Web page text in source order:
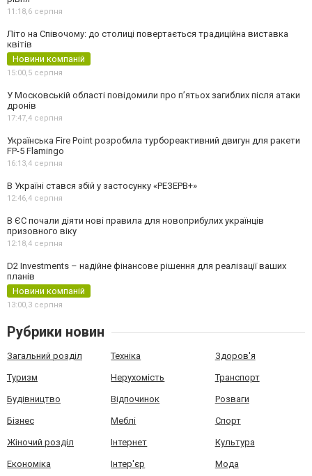
11:18,6 серпня
Літо на Співочому: до столиці повертається традиційна виставка
квітів
Новини компаній
15:00,5 серпня
У Московській області повідомили про п’ятьох загиблих після атаки
дронів
17:47,4 серпня
Українська Fire Point розробила турбореактивний двигун для ракети
FP-5 Flamingo
16:13,4 серпня
В Україні стався збій у застосунку «РЕЗЕРВ+»
12:46,4 серпня
В ЄС почали діяти нові правила для новоприбулих українців
призовного віку
12:18,4 серпня
D2 Investments – надійне фінансове рішення для реалізації ваших
планів
Новини компаній
13:00,3 серпня
Рубрики новин
Загальний розділ Техніка Здоров'я
Туризм Нерухомість Транспорт
Будівництво Відпочинок Розваги
Бізнес Меблі Спорт
Жіночий розділ Інтернет Культура
Економіка Інтер'єр Мода